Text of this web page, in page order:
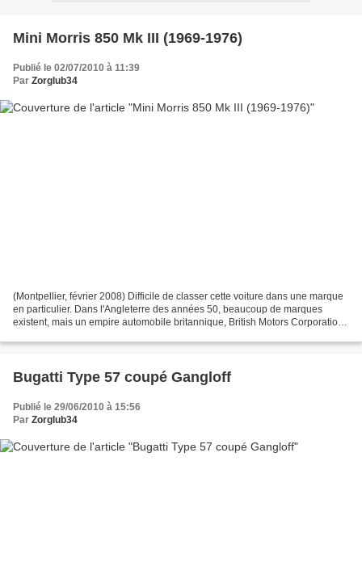
Mini Morris 850 Mk III (1969-1976)
Publié le 02/07/2010 à 11:39
Par Zorglub34
(Montpellier, février 2008) Difficile de classer cette voiture dans une marque
en particulier. Dans l'Angleterre des années 50, beaucoup de marques
existent, mais un empire automobile britannique, British Motors Corporation
Bugatti Type 57 coupé Gangloff
Publié le 29/06/2010 à 15:56
Par Zorglub34